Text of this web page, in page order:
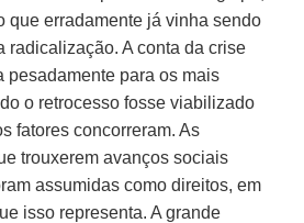
que erradamente já vinha sendo
radicalização. A conta da crise
pesadamente para os mais
o retrocesso fosse viabilizado
fatores concorreram. As
trouxerem avanços sociais
assumidas como direitos, em
isso representa. A grande